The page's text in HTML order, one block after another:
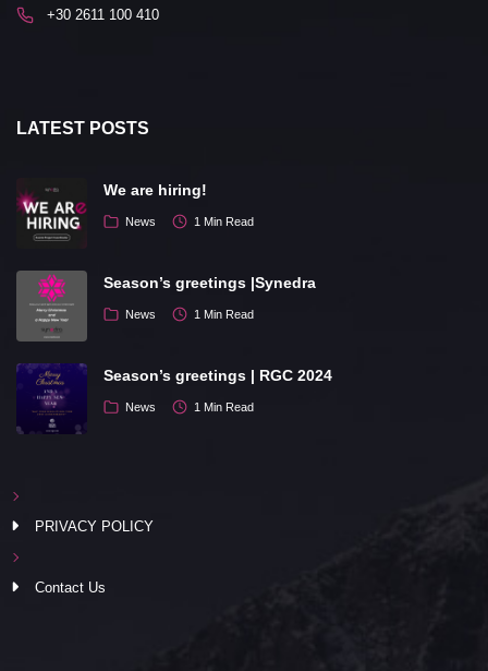
+30 2611 100 410
LATEST POSTS
We are hiring!
News 1 Min Read
Season’s greetings |Synedra
News 1 Min Read
Season’s greetings | RGC 2024
News 1 Min Read
PRIVACY POLICY
Contact Us